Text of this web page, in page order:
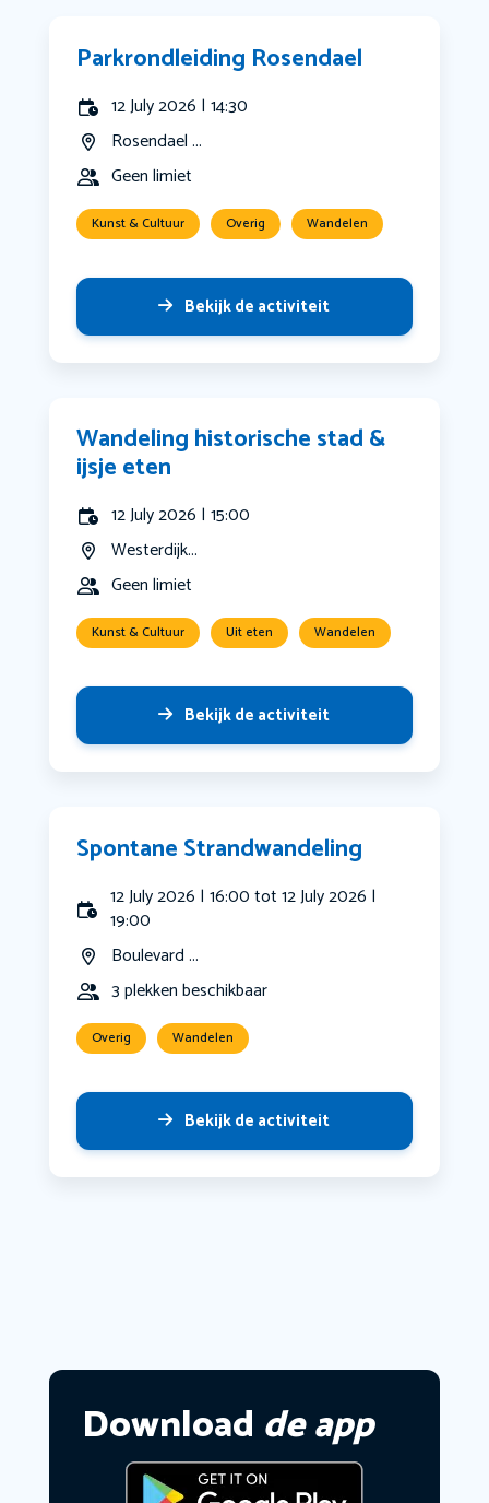
Parkrondleiding Rosendael
12 July 2026 | 14:30
Rosendael ...
Geen limiet
Kunst & Cultuur Overig Wandelen
Bekijk de activiteit
Wandeling historische stad &
ijsje eten
12 July 2026 | 15:00
Westerdijk...
Geen limiet
Kunst & Cultuur Uit eten Wandelen
Bekijk de activiteit
Spontane Strandwandeling
12 July 2026 | 16:00 tot 12 July 2026 |
19:00
Boulevard ...
3 plekken beschikbaar
Overig Wandelen
Bekijk de activiteit
Download de app